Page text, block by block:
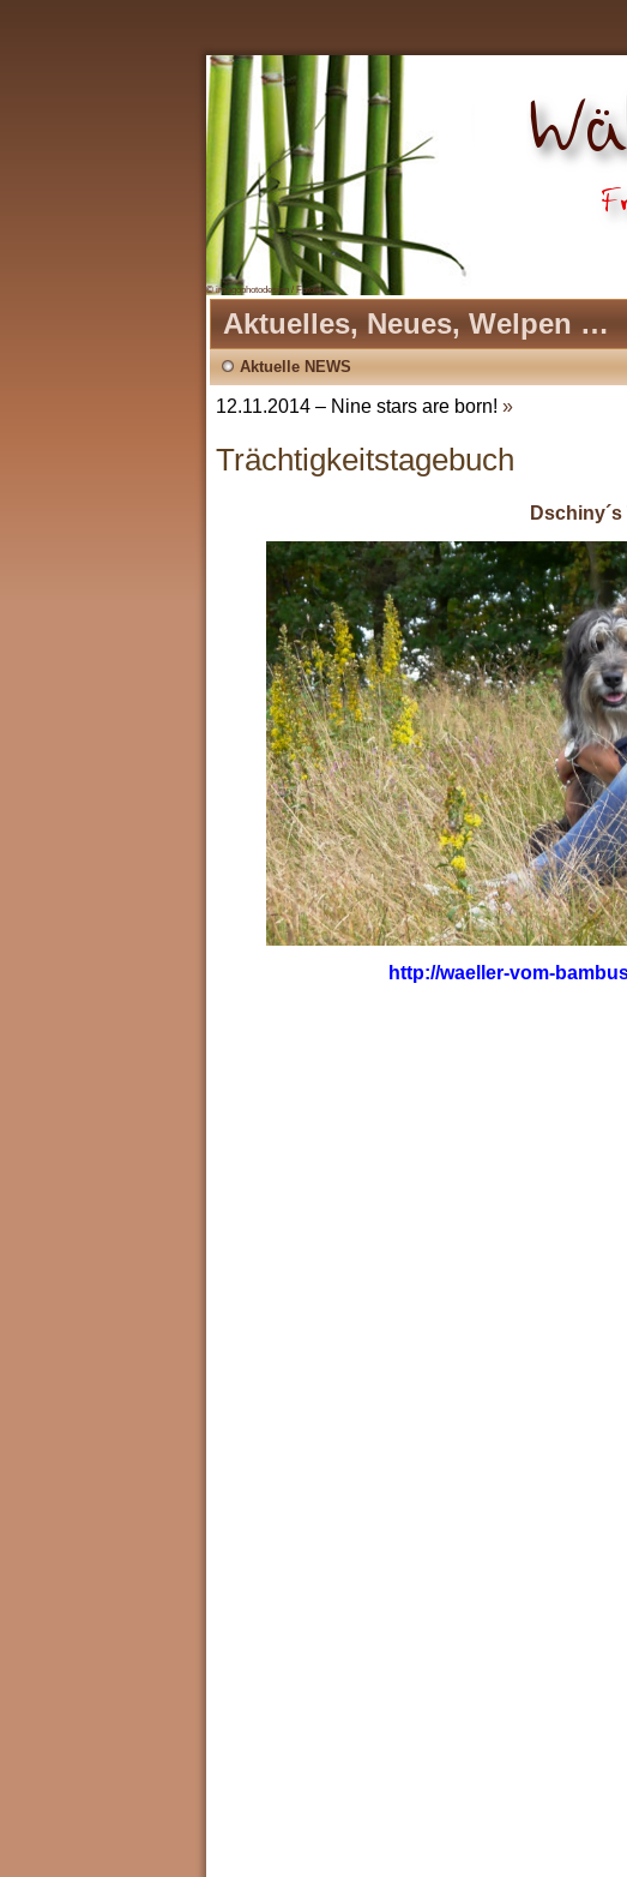
© imagophotodesign / Fotolia
Aktuelles, Neues, Welpen …
Aktuelle NEWS
12.11.2014 – Nine stars are born! »
Trächtigkeitstagebuch
http://waeller-vom-